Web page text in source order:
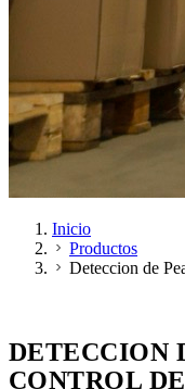
Inicio
Productos
Deteccion de
DETECCION
CONTROL